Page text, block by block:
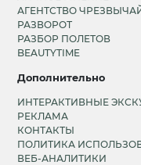
АГЕНТСТВО
РАЗВОРОТ
РАЗБОР ПОЛЕТОВ
BEAUTYTIME
Дополнительно
ИНТЕРАКТИВНЫЕ
РЕКЛАМА
КОНТАКТЫ
ПОЛИТИКА
ВЕБ-АНАЛИТИКИ